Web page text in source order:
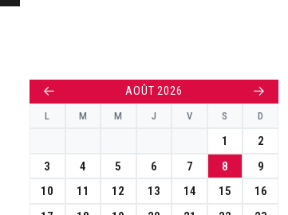
← AOÛT 2026 →
L M M J V S D
1
2
3
4 5 6 7 8
9
10
11 12 13 14 15
16